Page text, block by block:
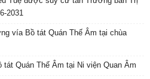
2031
vía Bồ tát Quán Thế Âm tại chùa
Quán Thế Âm tại Ni viện Quan Âm